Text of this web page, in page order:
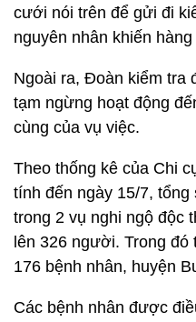
cưới nói trên để gửi đi
nguyên nhân khiến
Ngoài ra, Đoàn kiểm tra
tạm ngừng hoạt động
cùng của vụ việc.
Theo thống kê của Chi
tính đến ngày 15/7, tổng
trong 2 vụ nghi ngộ độc
lên 326 người. Trong
176 bệnh nhân, huyện
Các bệnh nhân được